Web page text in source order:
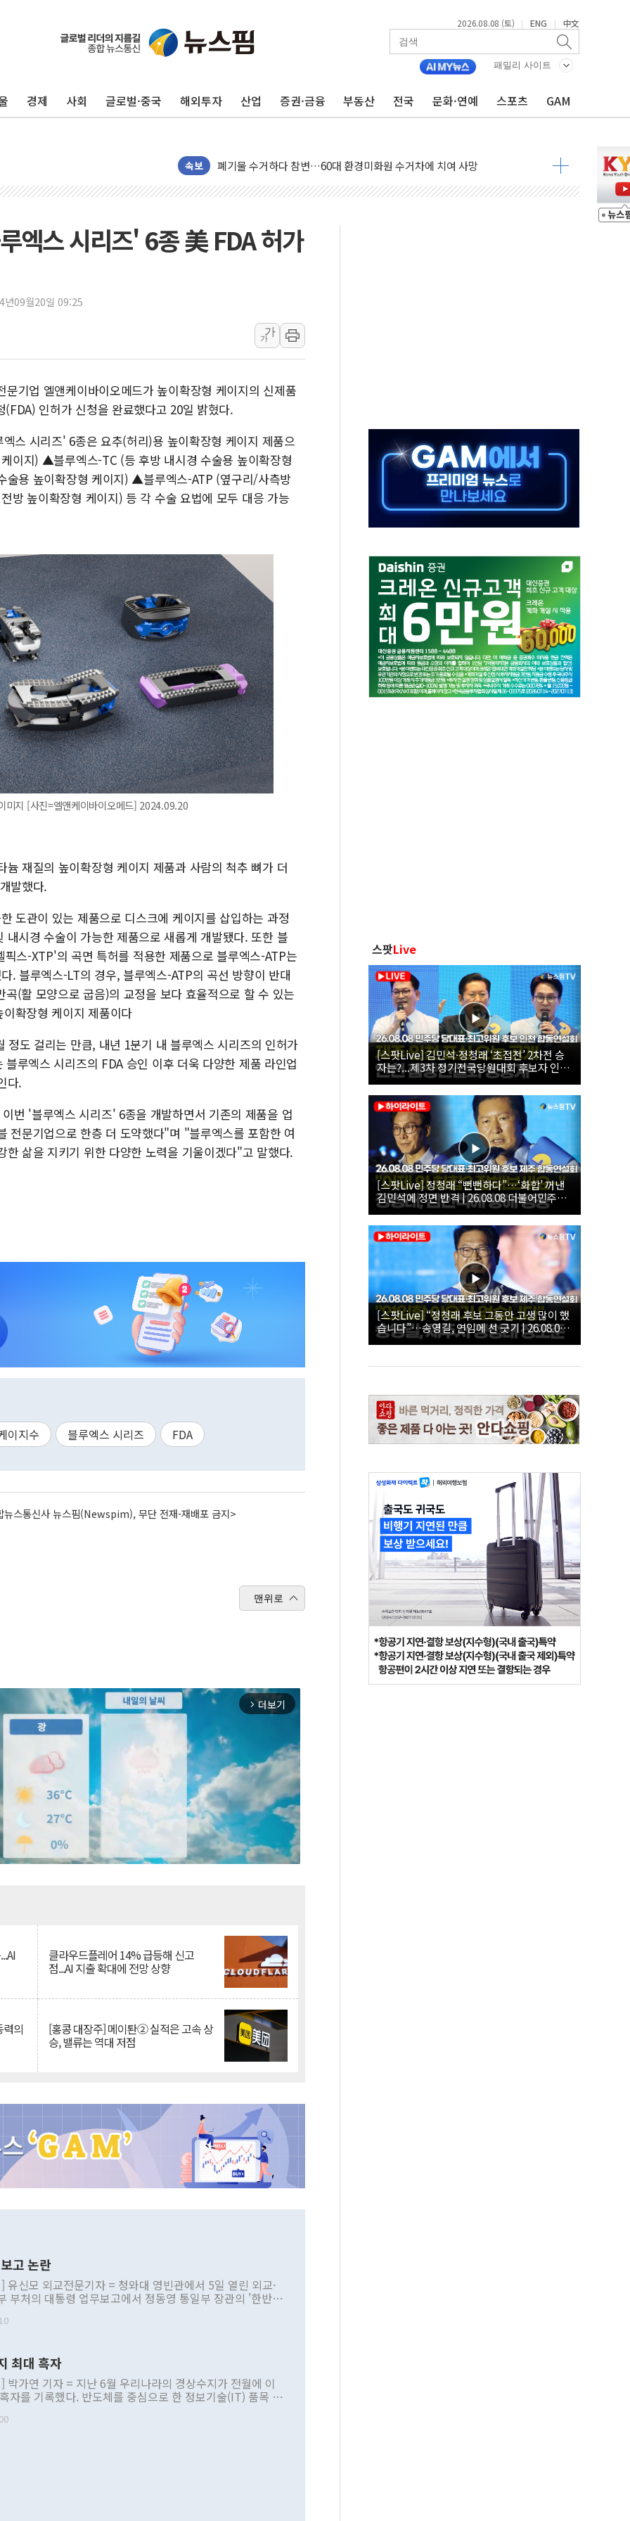
2026.08.08 (토) | ENG | 中文
패밀리 사이트
경제 사회 글로벌·중국 해외투자 산업 증권·금융 부동산 전국 문화·연예 스포츠 GAM
속보
美, 이란전 출구전략 만지작…공습 한계·탄약 부족 현실화
강릉·동해·삼척 시간당 최대 50㎜ 폭우…강원 동해안 강한 비 어어져
서울 중랑구 주택가서 흉기 난동…60대 남성 2명 숨져
李대통령 "결혼 때문에 손해 보는 일 없게"…'결혼 페널티' 22개 과제 손본다
추미애, '위안부' 피해자 기림의 날 참석..."국제적 시민 연대로 목소리 내야"
인천 선재도 갯벌서 해루질 중 실종 60대 나흘만에 숨진 채 발견
동해중부 전 해상 풍랑주의보…10일까지 최대 3.5m 높은 물결
연일 폭염에 온열질환 사망 23명…정부, 비상대응기구 가동
인제 용대리 계곡서 수위 상승으로 피서객 7명 고립…전원 구조
동해시, 11~14일 '별똥별 멍' 운영…페르세우스 유성우 관측
강원 중·남부 동해안 시간당 50mm 이상 폭우…호우경보 발효
청양 밭에서 일하던 90대 숨져…온열질환 여부 조사
폭염에 車 운전면허 기능시험 오전 집중 편성…체감온도 38도 넘으면 중단
李대통령, 'ISA·주가누르기 방지법' 전면 재검토 지시
엑스 시리즈' 6종 美 FDA 허가
년09월20일 09:25
가
가
기업 엘앤케이바이오메드가 높이확장형 케이지의 신제품
인허가 신청을 완료했다고 20일 밝혔다.
스 시리즈' 6종은 요추(허리)용 높이확장형 케이지 제품으
이지) ▲블루엑스-TC (등 후방 내시경 수술용 높이확장형
용 높이확장형 케이지) ▲블루엑스-ATP (옆구리/사측방
방 높이확장형 케이지) 등 각 수술 요법에 모두 대응 가능
미지 [사진=엘앤케이바이오메드] 2024.09.20
재질의 높이확장형 케이지 제품과 사람의 척추 뼈가 더
발했다.
도관이 있는 제품으로 디스크에 케이지를 삽입하는 과정
시경 수술이 가능한 제품으로 새롭게 개발됐다. 또한 블
스-XTP'의 곡면 특허를 적용한 제품으로 블루엑스-ATP는
. 블루엑스-LT의 경우, 블루엑스-ATP의 곡선 방향이 반대
(활 모양으로 굽음)의 교정을 보다 효율적으로 할 수 있는
확장형 케이지 제품이다
정도 걸리는 만큼, 내년 1분기 내 블루엑스 시리즈의 인허가
루엑스 시리즈의 FDA 승인 이후 더욱 다양한 제품 라인업
다.
번 '블루엑스 시리즈' 6종을 개발하면서 기존의 제품을 업
전문기업으로 한층 더 도약했다"며 "블루엑스를 포함한 여
삶을 지키기 위한 다양한 노력을 기울이겠다"고 말했다.
이지수 블루엑스 시리즈 FDA
뉴스통신사 뉴스핌(Newspim), 무단 전재-재배포 금지>
맨위로
arrow_forward_ios 더보기
클라우드플레어 14% 급등해 신고
점...AI 지출 확대에 전망 상향
의 [홍콩 대장주] 메이퇀② 실적은 고속 상
승, 밸류는 역대 저점
고 논란
유신모 외교전문기자 = 청와대 영빈관에서 5일 열린 외교·
부처의 대통령 업무보고에서 정동영 통일부 장관의 '한반도
부 내 조율을 거치지 않은 사안을 정책으로 추진하겠다고 공
근거한 비현실적 구상'이라는 비판을 내놨다. 그동안 정 장
관련 발언이 물의를 빚은 적은 여러 번 있지만 대통령과 유
공개적으로 부정적 입장을 표명한 것은 이례적이다. 정 장
북 접근법과 월권을 제어해야 한다는 목소리도 높아지고 있
최대 흑자
박가연 기자 = 지난 6월 우리나라의 경상수지가 전월에 이
자를 기록했다. 반도체를 중심으로 한 정보기술(IT) 품목 수
르
스팟Live
[스팟Live] 김민석·정청래 ‘초접전’ 2차전 승
자는?...제3차 정기전국당원대회 후보자 인천
합동연설회 생중계 | 26.08.08
[스팟Live] 정청래 “뻔뻔하다”…‘화합’ 꺼낸
김민석에 정면 반격 | 26.08.08 더불어민주당
당대표·최고위원 후보 제주 합동연설회
[스팟Live] “정청래 후보 그동안 고생 많이 했
습니다”…송영길, 연임에 선 긋기 | 26.08.08
더불어민주당 당대표·최고위원 후보 제주 합